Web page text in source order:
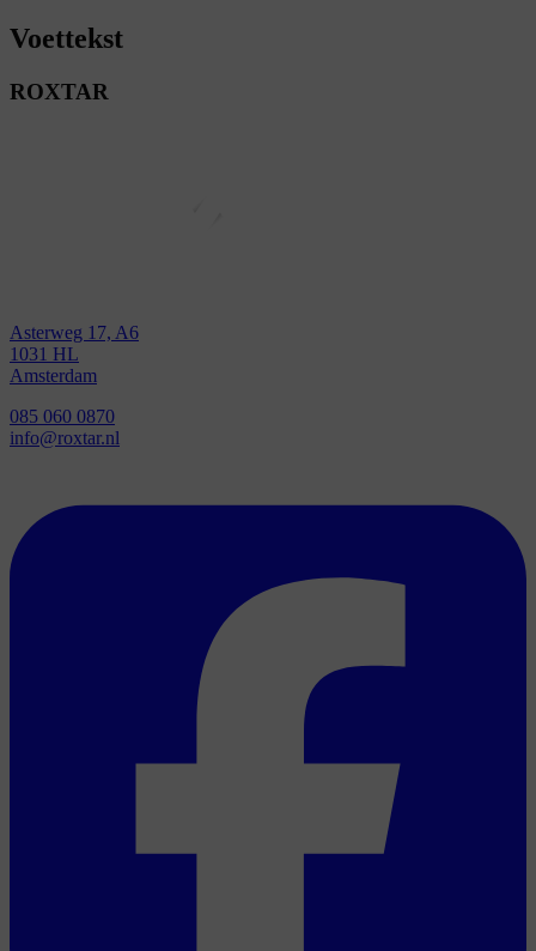
Voettekst
ROXTAR
Asterweg 17, A6
1031 HL
Amsterdam
085 060 0870
info@roxtar.nl